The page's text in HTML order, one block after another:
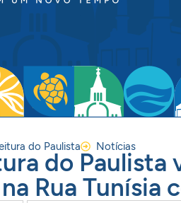
do Paulista Notícias
do Paulista
Rua Tunísia